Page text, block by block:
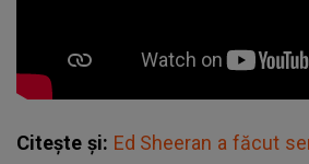
Citește și: Ed Sheeran a făcut